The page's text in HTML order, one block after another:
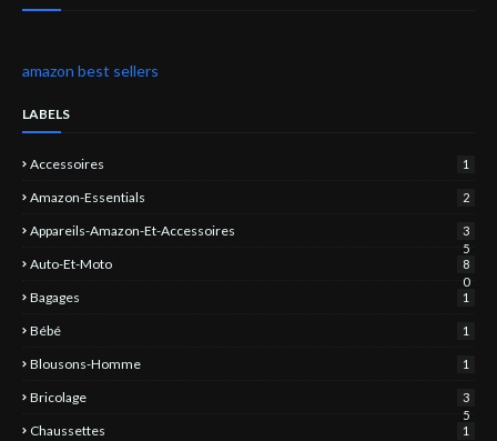
amazon best sellers
LABELS
Accessoires 1
Amazon-Essentials 2
Appareils-Amazon-Et-Accessoires
3
5
Auto-Et-Moto
8
0
Bagages 1
Bébé 1
Blousons-Homme 1
Bricolage
3
5
Chaussettes 1